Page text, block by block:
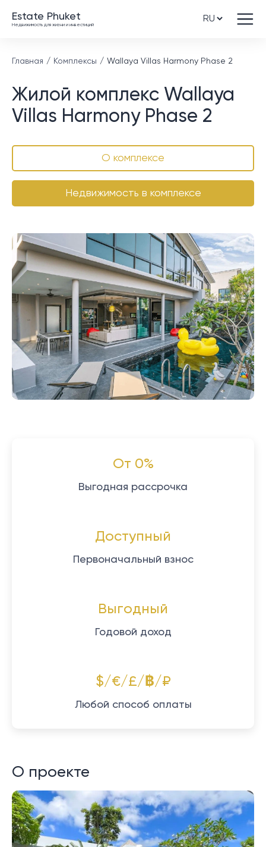
Estate Phuket
Недвижимость для жизни и инвестиций
Главная Комплексы Wallaya Villas Harmony Phase 2
Жилой комплекс Wallaya
Villas Harmony Phase 2
О комплексе
Недвижимость в комплексе
От 0%
Выгодная рассрочка
Доступный
Первоначальный взнос
Выгодный
Годовой доход
$/€/£/฿/₽
Любой способ оплаты
О проекте